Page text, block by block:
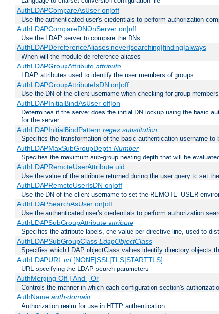
AuthLDAPCompareAsUser on|off
Use the authenticated user's credentials to perform authorization
AuthLDAPCompareDNOnServer on|off
Use the LDAP server to compare the DNs
AuthLDAPDereferenceAliases never|searching|finding|always
When will the module de-reference aliases
AuthLDAPGroupAttribute attribute
LDAP attributes used to identify the user members of groups.
AuthLDAPGroupAttributeIsDN on|off
Use the DN of the client username when checking for group
AuthLDAPInitialBindAsUser off|on
Determines if the server does the initial DN lookup using the basic
for the server
AuthLDAPInitialBindPattern regex substitution
Specifies the transformation of the basic authentication username
AuthLDAPMaxSubGroupDepth Number
Specifies the maximum sub-group nesting depth that will be
AuthLDAPRemoteUserAttribute uid
Use the value of the attribute returned during the user query to set
AuthLDAPRemoteUserIsDN on|off
Use the DN of the client username to set the REMOTE_USER
AuthLDAPSearchAsUser on|off
Use the authenticated user's credentials to perform authorization
AuthLDAPSubGroupAttribute attribute
Specifies the attribute labels, one value per directive line, used to
AuthLDAPSubGroupClass LdapObjectClass
Specifies which LDAP objectClass values identify directory objects
AuthLDAPURLurl[NONE|SSL|TLS|STARTTLS]
URL specifying the LDAP search parameters
AuthMerging Off | And | Or
Controls the manner in which each configuration section's
AuthName auth-domain
Authorization realm for use in HTTP authentication